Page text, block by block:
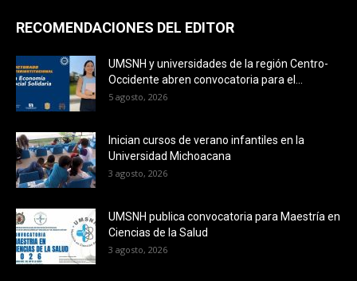
RECOMENDACIONES DEL EDITOR
UMSNH y universidades de la región Centro-
Occidente abren convocatoria para el...
5 agosto, 2026
Inician cursos de verano infantiles en la
Universidad Michoacana
3 agosto, 2026
UMSNH publica convocatoria para Maestría en
Ciencias de la Salud
3 agosto, 2026